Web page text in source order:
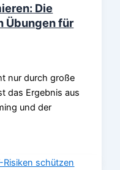
Die
Übungen für
nur durch große
das Ergebnis aus
und der